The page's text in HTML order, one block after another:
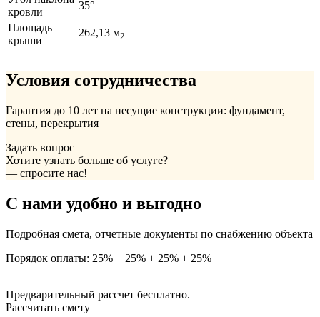
кровли
35°
Площадь
крыши
262,13 м2
Условия сотрудничества
Гарантия до 10 лет на несущие конструкции: фундамент,
стены, перекрытия
Задать вопрос
Хотите узнать больше об услуге?
— спросите нас!
С нами удобно и выгодно
Подробная смета, отчетные документы по снабжению объекта
Порядок оплаты: 25% + 25% + 25% + 25%
Предварительный рассчет бесплатно.
Рассчитать смету